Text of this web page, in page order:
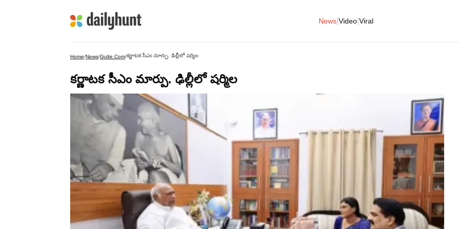
News Video Viral
Home/News/Gulte.com/కర్ణాటక సీఎం మార్పు. ఢిల్లీలో షర్మిల
కర్ణాటక సీఎం మార్పు. ఢిల్లీలో షర్మిల